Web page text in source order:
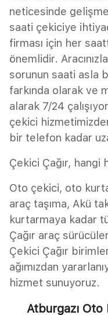
neticesinde
saati çekiciye
firması için her
önemlidir.
sorunun saati asla
farkında olarak ve
alarak 7/24
çekici
bir telefon kadar
Çekici Çağır, hangi
Oto çekici, oto
araç taşıma, Akü
kurtarmaya kadar
Çağır araç
Çekici Çağır
ağımızdan
hizmet sunuyoruz.
Atburgazı Oto